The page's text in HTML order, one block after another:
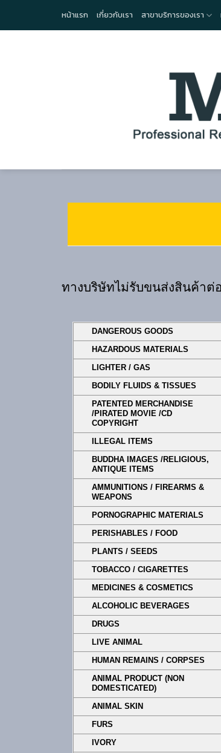
หน้าแรก เกี่ยวกับเรา สาขาบริการของเรา
ทางบริษัทไม่รับขนส่งสินค้าต่
DANGEROUS GOODS
HAZARDOUS MATERIALS
LIGHTER / GAS
BODILY FLUIDS & TISSUES
PATENTED MERCHANDISE
/PIRATED MOVIE /CD
COPYRIGHT
ILLEGAL ITEMS
BUDDHA IMAGES /RELIGIOUS,
ANTIQUE ITEMS
AMMUNITIONS / FIREARMS &
WEAPONS
PORNOGRAPHIC MATERIALS
PERISHABLES / FOOD
PLANTS / SEEDS
TOBACCO / CIGARETTES
MEDICINES & COSMETICS
ALCOHOLIC BEVERAGES
DRUGS
LIVE ANIMAL
HUMAN REMAINS / CORPSES
ANIMAL PRODUCT (NON
DOMESTICATED)
ANIMAL SKIN
FURS
IVORY